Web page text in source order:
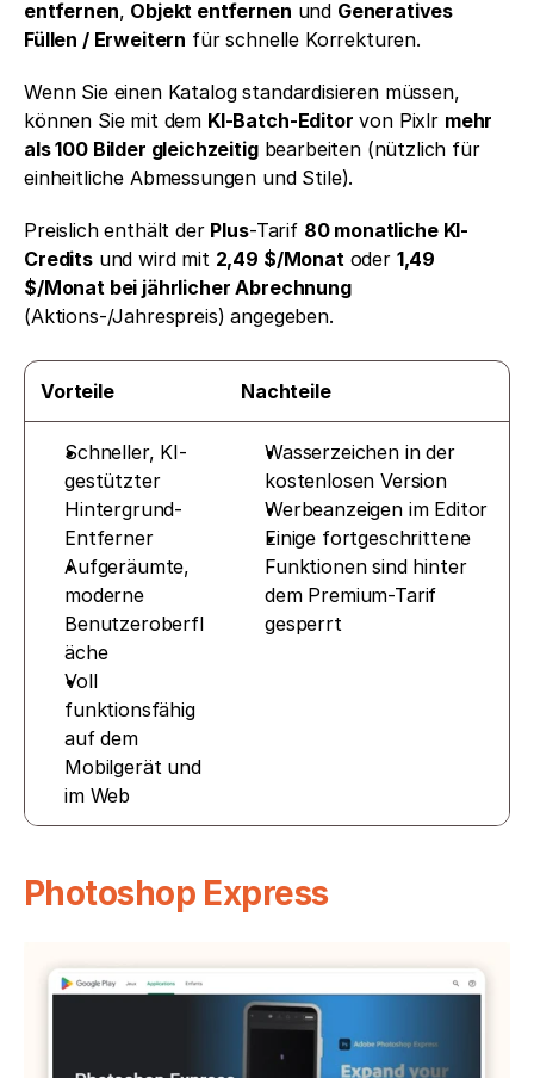
entfernen, Objekt entfernen und Generatives
Füllen / Erweitern für schnelle Korrekturen.
Wenn Sie einen Katalog standardisieren müssen,
können Sie mit dem KI-Batch-Editor von Pixlr mehr
als 100 Bilder gleichzeitig bearbeiten (nützlich für
einheitliche Abmessungen und Stile).
Preislich enthält der Plus-Tarif 80 monatliche KI-
Credits und wird mit 2,49 $/Monat oder 1,49
$/Monat bei jährlicher Abrechnung
(Aktions-/Jahrespreis) angegeben.
Vorteile Nachteile
Schneller, KI-
gestützter
Hintergrund-
Entferner
Aufgeräumte,
moderne
Benutzeroberfl
äche
Voll
funktionsfähig
auf dem
Mobilgerät und
im Web
Wasserzeichen in der
kostenlosen Version
Werbeanzeigen im Editor
Einige fortgeschrittene
Funktionen sind hinter
dem Premium-Tarif
gesperrt
Photoshop Express